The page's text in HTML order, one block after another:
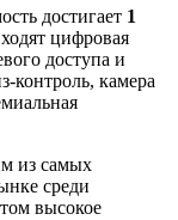
достигает 1
цифровая
доступа и
контроль, камера
из самых
среди
высокое